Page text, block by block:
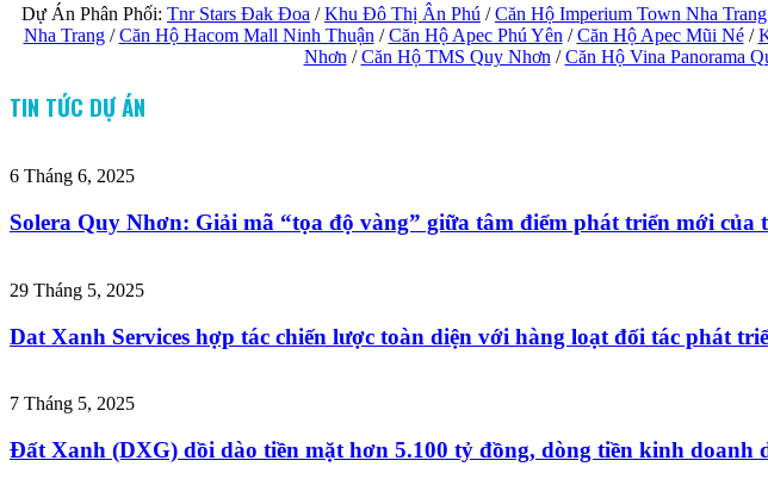
Dự Án Phân Phối: Tnr Stars Đak Đoa /Khu Đô Thị Ân Phú /Căn Hộ Imperium Town Nha Trang
Nha Trang/Căn Hộ Hacom Mall Ninh Thuận /Căn Hộ Apec Phú Yên /Căn Hộ Apec Mũi Né/
Nhơn /Căn Hộ TMS Quy Nhơn /Căn Hộ Vina Panorama
TIN TỨC DỰ ÁN
6 Tháng 6, 2025
Solera Quy Nhơn: Giải mã “tọa độ vàng” giữa tâm điểm phát triển mới của
29 Tháng 5, 2025
Dat Xanh Services hợp tác chiến lược toàn diện với hàng loạt đối tác phát
7 Tháng 5, 2025
Đất Xanh (DXG) dồi dào tiền mặt hơn 5.100 tỷ đồng, dòng tiền kinh doanh